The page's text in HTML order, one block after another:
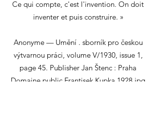
Ce qui compte, c'est l'invention. On doit
inventer et puis construire. »
Anonyme — Umění . sborník pro českou
výtvarnou práci, volume V/1930, issue 1,
page 45. Publisher Jan Štenc : Praha
Domaine public Frantisek Kupka 1928.jpg